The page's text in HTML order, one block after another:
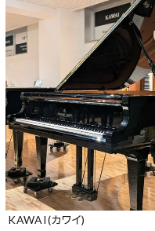
KAWAI(カワイ)